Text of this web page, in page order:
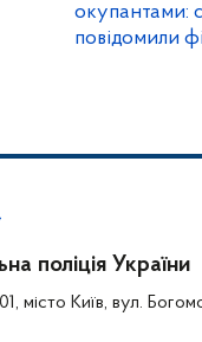
окупантами:
повідомили
поліція України
місто Київ, вул.